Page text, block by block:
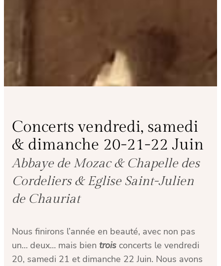
Concerts vendredi, samedi
& dimanche 20-21-22 Juin
Abbaye de Mozac & Chapelle des
Cordeliers & Eglise Saint-Julien
de Chauriat
Nous finirons l’année en beauté, avec non pas
un… deux… mais bien trois concerts le vendredi
20, samedi 21 et dimanche 22 Juin. Nous avons